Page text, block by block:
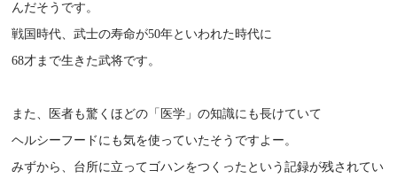
んだそうです。
戦国時代、武士の寿命が50年といわれた時代に
68才まで生きた武将です。
また、医者も驚くほどの「医学」の知識にも長けていて
ヘルシーフードにも気を使っていたそうですよー。
みずから、台所に立ってゴハンをつくったという記録が残されてい